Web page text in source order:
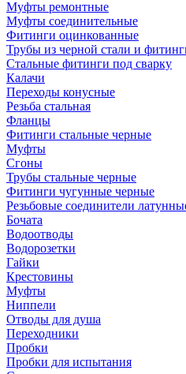
Муфты ремонтные
Муфты соединительные
Фитинги оцинкованные
Трубы из черной стали и
Стальные фитинги под сварку
Калачи
Переходы конусные
Резьба стальная
Фланцы
Фитинги стальные черные
Муфты
Сгоны
Трубы стальные черные
Фитинги чугунные черные
Резьбовые соединители
Бочата
Водоотводы
Водорозетки
Гайки
Крестовины
Муфты
Ниппели
Отводы для душа
Переходники
Пробки
Пробки для испытания